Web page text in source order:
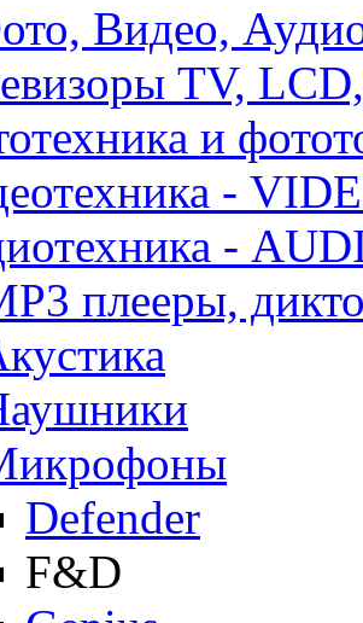
Видео,
TV,
и
-
-
плееры,
Defender
F&D